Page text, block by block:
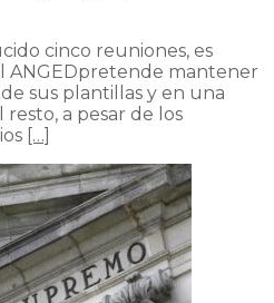
cinco reuniones, es
ANGEDpretende mantener
sus plantillas y en una
a pesar de los
[…]